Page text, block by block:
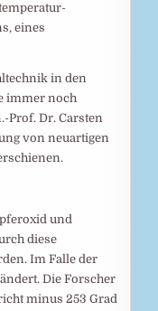
eines
in den
immer noch
Prof. Dr. Carsten
von neuartigen
und
diese
Im Falle der
Die Forscher
minus 253 Grad